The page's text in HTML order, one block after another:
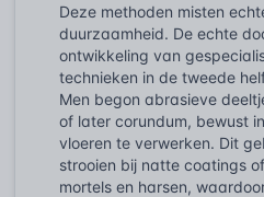
Deze methoden misten
duurzaamheid. De echte
ontwikkeling van
technieken in de tweede
Men begon abrasieve
of later corundum, bewust
vloeren te verwerken. Dit
strooien bij natte coatings
mortels en harsen,